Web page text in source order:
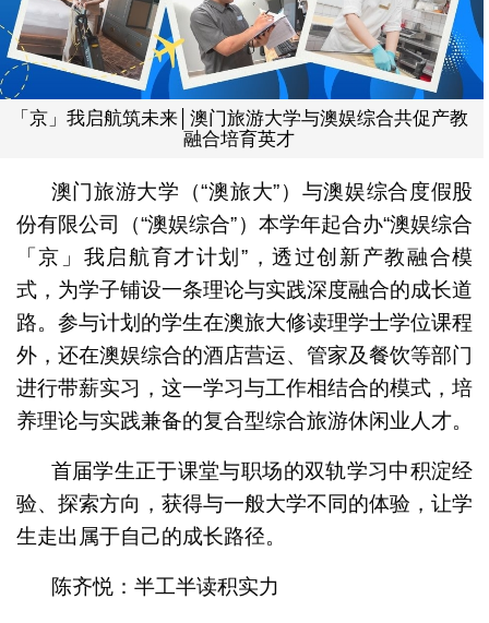
「京」我启航筑未来│澳门旅游大学与澳娱综合共促产教
融合培育英才
澳门旅游大学（“澳旅大”）与澳娱综合度假股
份有限公司（“澳娱综合”）本学年起合办“澳娱综合
「京」我启航育才计划”，透过创新产教融合模
式，为学子铺设一条理论与实践深度融合的成长道
路。参与计划的学生在澳旅大修读理学士学位课程
外，还在澳娱综合的酒店营运、管家及餐饮等部门
进行带薪实习，这一学习与工作相结合的模式，培
养理论与实践兼备的复合型综合旅游休闲业人才。
首届学生正于课堂与职场的双轨学习中积淀经
验、探索方向，获得与一般大学不同的体验，让学
生走出属于自己的成长路径。
陈齐悦：半工半读积实力